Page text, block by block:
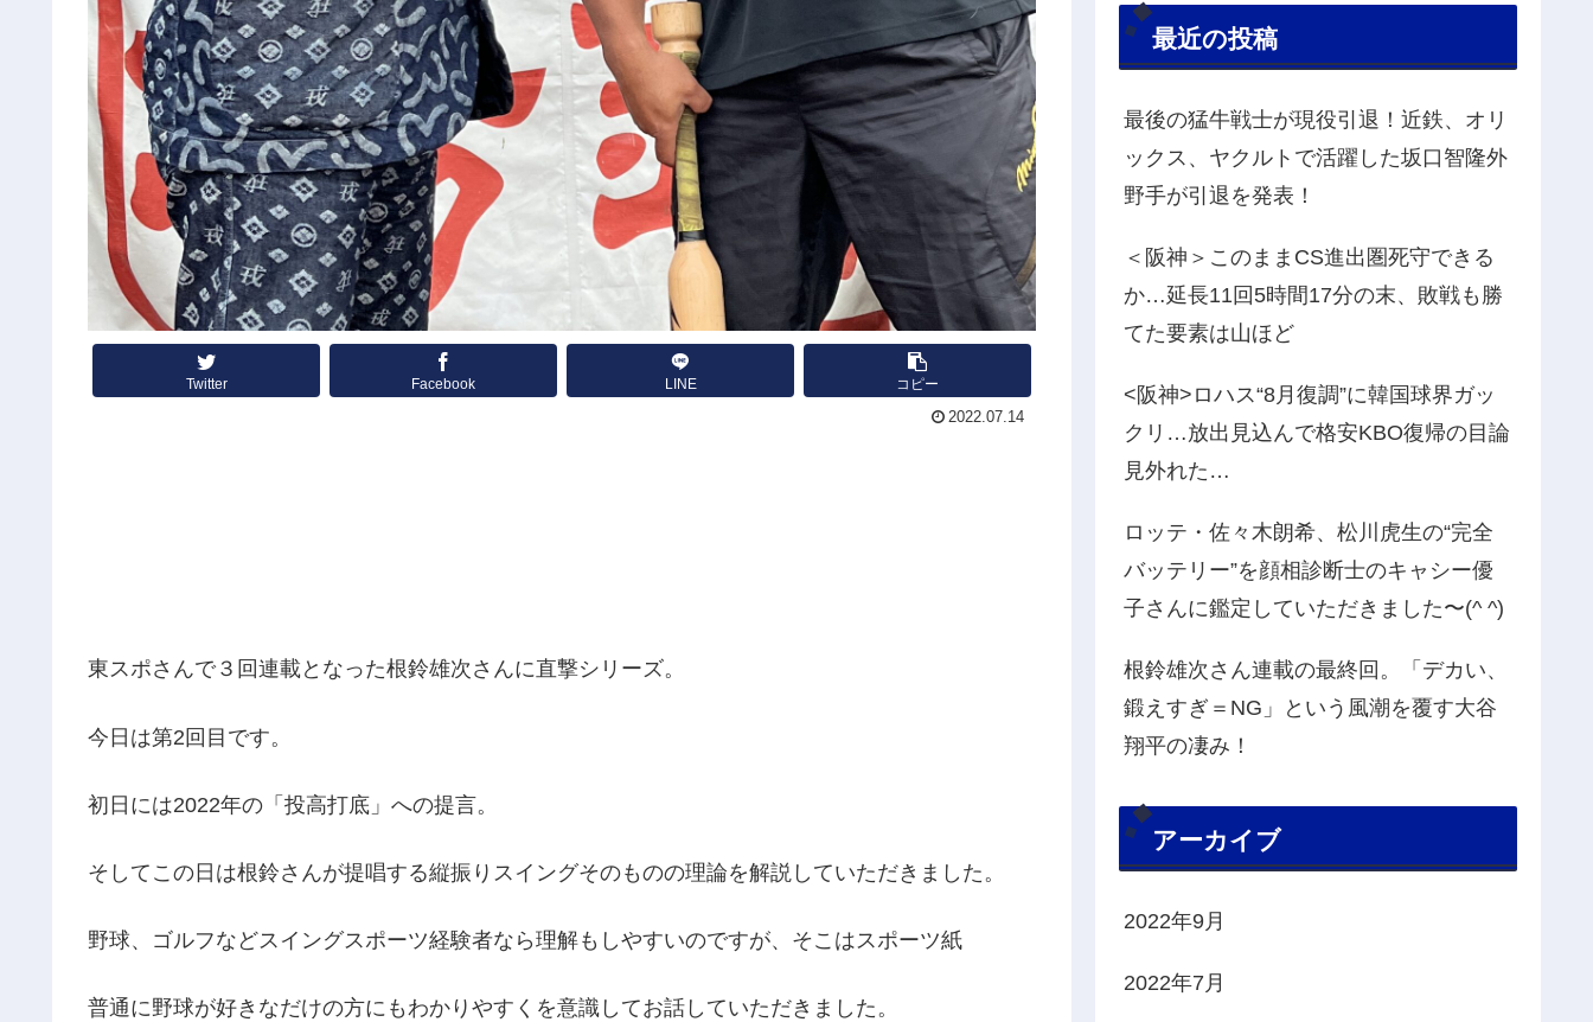
Twitter Facebook LINE コピー
2022.07.14
東スポさんで３回連載となった根鈴雄次さんに直撃シリーズ。
今日は第2回目です。
初日には2022年の「投高打底」への提言。
そしてこの日は根鈴さんが提唱する縦振りスイングそのものの理論を解説していただきました。
野球、ゴルフなどスイングスポーツ経験者なら理解もしやすいのですが、そこはスポーツ紙
普通に野球が好きなだけの方にもわかりやすくを意識してお話していただきました。
最近の投稿
最後の猛牛戦士が現役引退！近鉄、オリ
ックス、ヤクルトで活躍した坂口智隆外
野手が引退を発表！
＜阪神＞このままCS進出圏死守できる
か…延長11回5時間17分の末、敗戦も勝
てた要素は山ほど
<阪神>ロハス“8月復調”に韓国球界ガッ
クリ…放出見込んで格安KBO復帰の目論
見外れた…
ロッテ・佐々木朗希、松川虎生の“完全
バッテリー”を顔相診断士のキャシー優
子さんに鑑定していただきました〜(^ ^)
根鈴雄次さん連載の最終回。「デカい、
鍛えすぎ＝NG」という風潮を覆す大谷
翔平の凄み！
アーカイブ
2022年9月
2022年7月